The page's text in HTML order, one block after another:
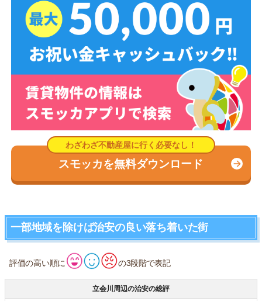
スモッカを無料ダウンロード
一部地域を除けば治安の良い落ち着いた街
評価の高い順に の3段階で表記
立会川周辺の治安の総評